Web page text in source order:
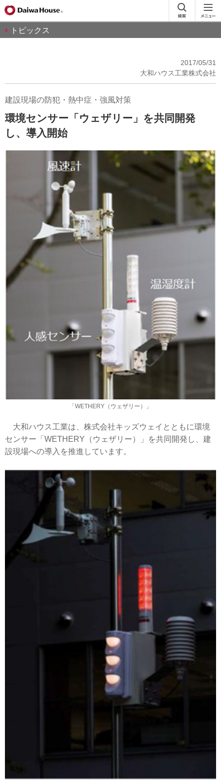
トピックス
2017/05/31
大和ハウス工業株式会社
建設現場の防犯・熱中症・強風対策
環境センサー「ウェザリー」を共同開発
し、導入開始
「WETHERY（ウェザリー）」
大和ハウス工業は、株式会社キッズウェイとともに環境
センサー「WETHERY（ウェザリー）」を共同開発し、建
設現場への導入を推進しています。